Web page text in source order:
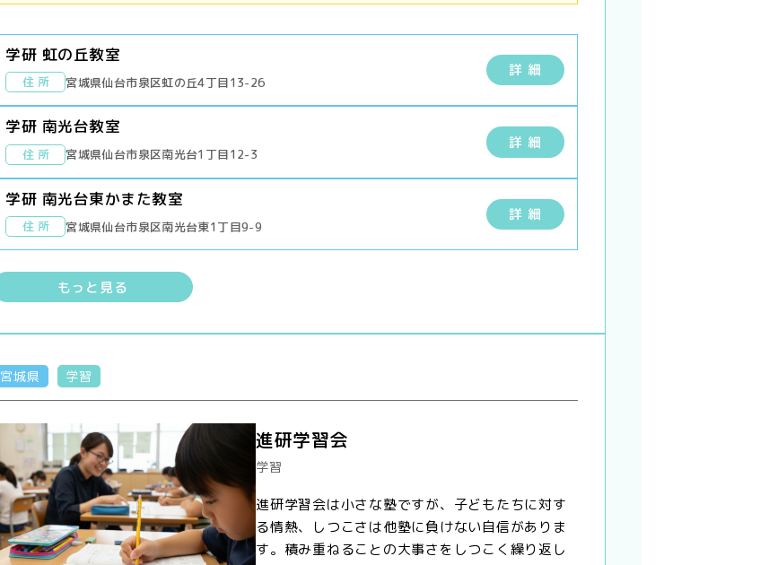
学研 虹の丘教室
住 所 宮城県仙台市泉区虹の丘4丁目13-26
詳 細
学研 南光台教室
住 所 宮城県仙台市泉区南光台1丁目12-3
詳 細
学研 南光台東かまた教室
住 所 宮城県仙台市泉区南光台東1丁目9-9
詳 細
もっと見る
宮城県 学習
進研学習会
学習
進研学習会は小さな塾ですが、子どもたちに対す
る情熱、しつこさは他塾に負けない自信がありま
す。積み重ねることの大事さをしつこく繰り返し